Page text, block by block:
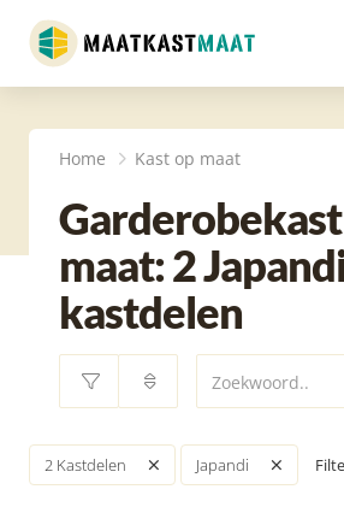
Home Kast op maat
maat: 2
kastdelen
2 Kastdelen Japandi